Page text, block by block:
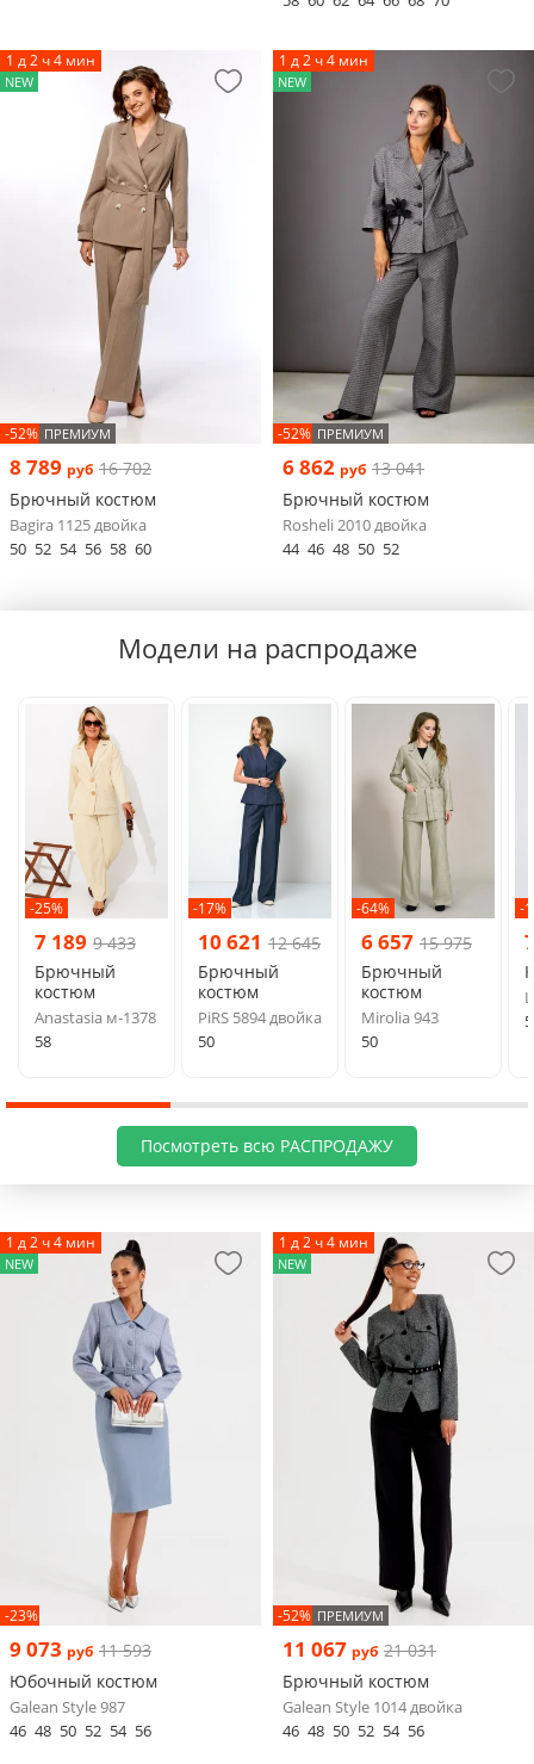
1 д 2 ч 4 мин
NEW
-52% ПРЕМИУМ
8 789 руб 16 702
Брючный костюм
Bagira 1125 двойка
50 52 54 56 58 60
1 д 2 ч 4 мин
NEW
-52% ПРЕМИУМ
6 862 руб 13 041
Брючный костюм
Rosheli 2010 двойка
44 46 48 50 52
Модели на распродаже
-25%
7 189 9 433
Брючный
костюм
Anastasia м-1378
58
-17%
10 621 12 645
Брючный
костюм
PiRS 5894 двойка
50
-64%
6 657 15 975
Брючный
костюм
Mirolia 943
50
-
Посмотреть всю РАСПРОДАЖУ
1 д 2 ч 4 мин
NEW
-23%
9 073 руб 11 593
Юбочный костюм
Galean Style 987
46 48 50 52 54 56
1 д 2 ч 4 мин
NEW
-52% ПРЕМИУМ
11 067 руб 21 031
Брючный костюм
Galean Style 1014 двойка
46 48 50 52 54 56